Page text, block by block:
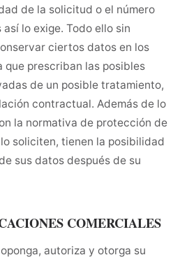
de la solicitud o el número
lo exige. Todo ello sin
ciertos datos en los
que prescriban las posibles
de un posible tratamiento,
contractual. Además de lo
la normativa de protección de
soliciten, tienen la posibilidad
sus datos después de su
COMERCIALES
autoriza y otorga su